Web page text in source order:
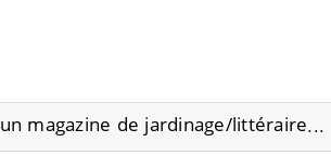
un magazine de jardinage/littéraire...